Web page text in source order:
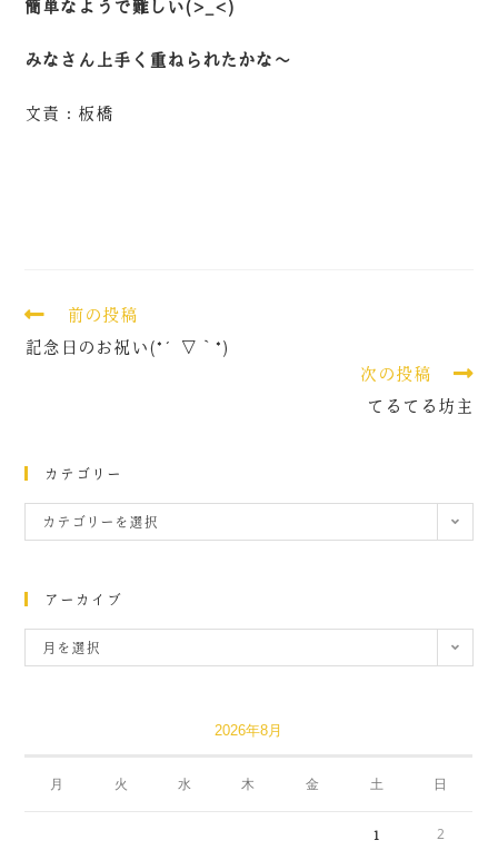
簡単なようで難しい(>_<)
みなさん上手く重ねられたかな～
文責：板橋
前の投稿
記念日のお祝い(*´▽｀*)
次の投稿
てるてる坊主
カテゴリー
カテゴリーを選択
アーカイブ
月を選択
2026年8月
月 火 水 木 金 土 日
1 2